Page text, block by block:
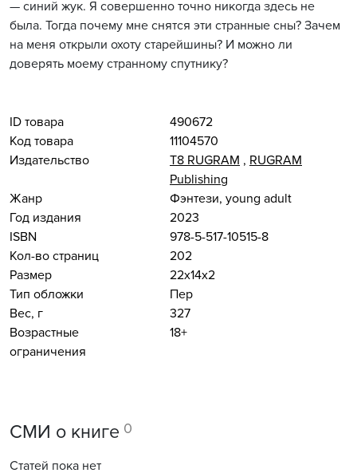
— синий жук. Я совершенно точно никогда здесь не
была. Тогда почему мне снятся эти странные сны? Зачем
на меня открыли охоту старейшины? И можно ли
доверять моему странному спутнику?
ID товара
490672
Код товара
11104570
Издательство
Т8 RUGRAM , RUGRAM
Publishing
Жанр
Фэнтези, young adult
Год издания
2023
ISBN
978-5-517-10515-8
Кол-во страниц
202
Размер
22x14x2
Тип обложки
Пер
Вес, г
327
Возрастные
ограничения
18+
СМИ о книге 0
Статей пока нет